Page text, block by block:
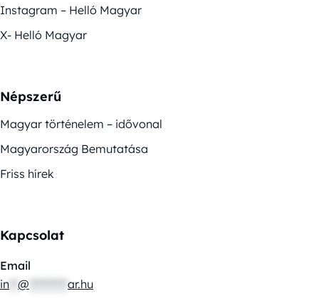
Instagram – Helló Magyar
X- Helló Magyar
Népszerű
Magyar történelem – idővonal
Magyarország Bemutatása
Friss hírek
Kapcsolat
Email
in @ ar.hu